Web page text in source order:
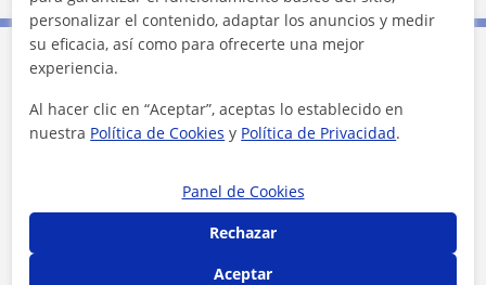
Contacta con Elisabeth
Tarifa 10
personalizar el contenido, adaptar los anuncios y medir
su eficacia, así como para ofrecerte una mejor
experiencia.
Al hacer clic en “Aceptar”, aceptas lo establecido en
nuestra Política de Cookies y Política de Privacidad.
Panel de Cookies
Rechazar
Aceptar